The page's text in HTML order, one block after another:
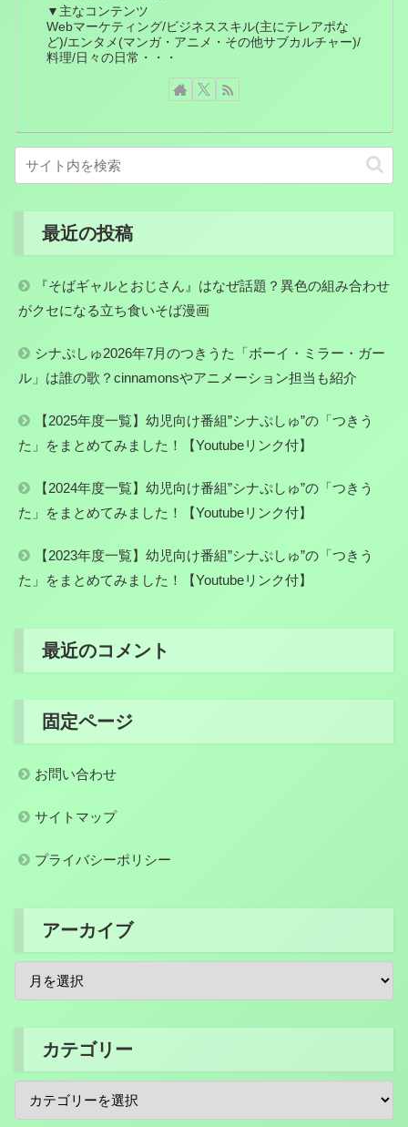
▼主なコンテンツ
Webマーケティング/ビジネススキル(主にテレアポな
ど)/エンタメ(マンガ・アニメ・その他サブカルチャー)/
料理/日々の日常・・・
最近の投稿
『そばギャルとおじさん』はなぜ話題？異色の組み合わせ
がクセになる立ち食いそば漫画
シナぷしゅ2026年7月のつきうた「ボーイ・ミラー・ガー
ル」は誰の歌？cinnamonsやアニメーション担当も紹介
【2025年度一覧】幼児向け番組”シナぷしゅ”の「つきう
た」をまとめてみました！【Youtubeリンク付】
【2024年度一覧】幼児向け番組”シナぷしゅ”の「つきう
た」をまとめてみました！【Youtubeリンク付】
【2023年度一覧】幼児向け番組”シナぷしゅ”の「つきう
た」をまとめてみました！【Youtubeリンク付】
最近のコメント
固定ページ
お問い合わせ
サイトマップ
プライバシーポリシー
アーカイブ
カテゴリー